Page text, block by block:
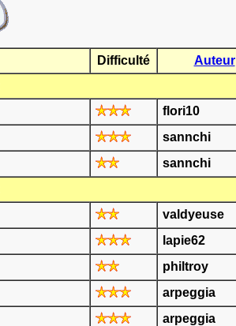
Difficulté Auteur
flori10
sannchi
sannchi
valdyeuse
lapie62
philtroy
arpeggia
arpeggia